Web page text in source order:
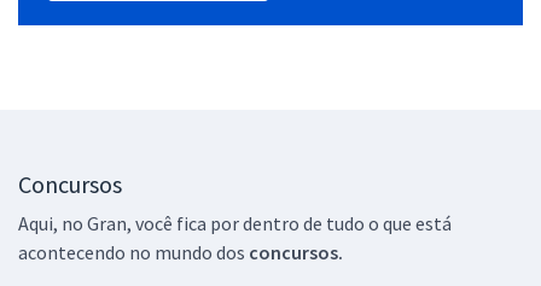
Concursos
Aqui, no Gran, você fica por dentro de tudo o que está
acontecendo no mundo dos concursos.